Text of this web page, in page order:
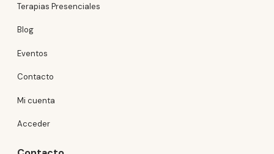
Terapias Presenciales
Blog
Eventos
Contacto
Mi cuenta
Acceder